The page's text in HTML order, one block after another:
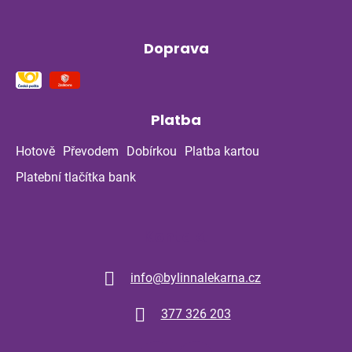
Doprava
Platba
Hotově Převodem Dobírkou
Platba kartou
Platební tlačítka bank
info@bylinnalekarna.cz
377 326 203